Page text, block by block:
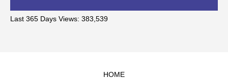
Last 365 Days Views: 383,539
HOME